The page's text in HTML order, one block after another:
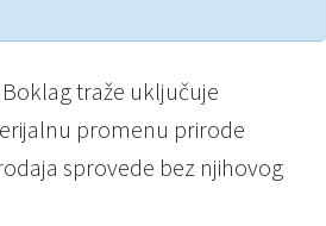
traže uključuje
promenu prirode
sprovede bez njihovog